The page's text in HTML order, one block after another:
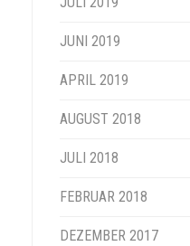
JUNI 2019
APRIL 2019
AUGUST 2018
JULI 2018
FEBRUAR 2018
DEZEMBER 2017